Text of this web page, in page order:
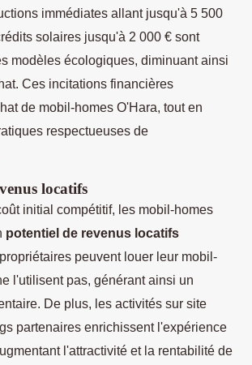
immédiates allant jusqu'à 5 500
solaires jusqu'à 2 000 € sont
modèles écologiques, diminuant ainsi
Ces incitations financières
de mobil-homes O'Hara, tout en
respectueuses de
locatifs
initial compétitif, les mobil-homes
potentiel de revenus locatifs
peuvent louer leur mobil-
l'utilisent pas, générant ainsi un
De plus, les activités sur site
partenaires enrichissent l'expérience
l'attractivité et la rentabilité de